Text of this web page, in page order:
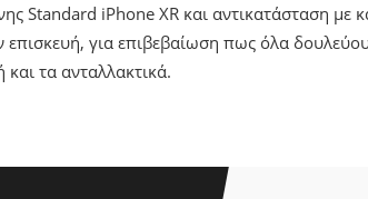
Standard iPhone XR και αντικατάσταση με
για επιβεβαίωση πως όλα
τα ανταλλακτικά.